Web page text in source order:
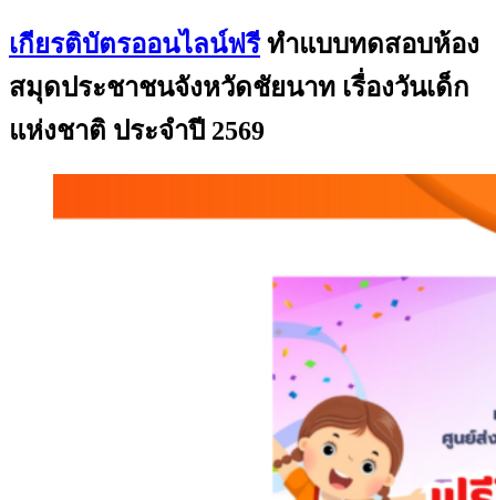
เกียรติบัตรออนไลน์ฟรีทำแบบทดสอบห้อง
สมุดประชาชนจังหวัดชัยนาท เรื่องวันเด็ก
แห่งชาติ ประจำปี 2569